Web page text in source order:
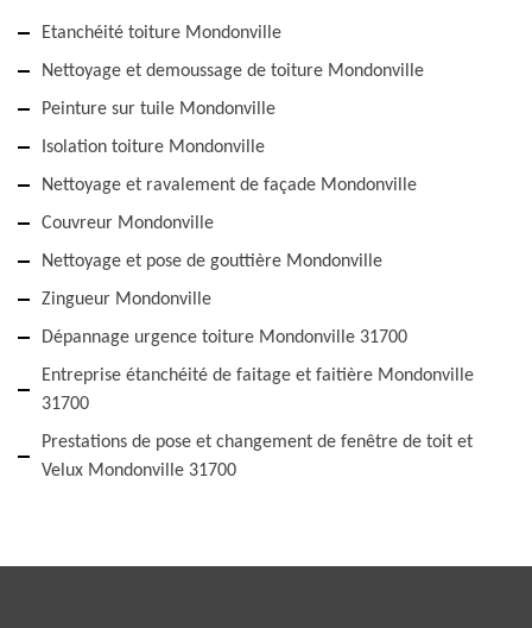
Etanchéité toiture Mondonville
Nettoyage et demoussage de toiture Mondonville
Peinture sur tuile Mondonville
Isolation toiture Mondonville
Nettoyage et ravalement de façade Mondonville
Couvreur Mondonville
Nettoyage et pose de gouttière Mondonville
Zingueur Mondonville
Dépannage urgence toiture Mondonville 31700
Entreprise étanchéité de faitage et faitière Mondonville
31700
Prestations de pose et changement de fenêtre de toit et
Velux Mondonville 31700